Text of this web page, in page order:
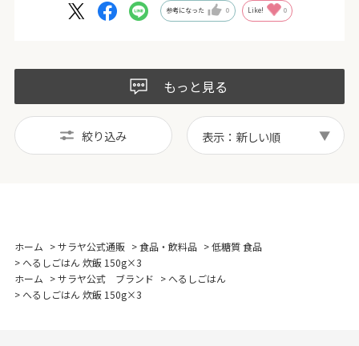
参考になった 0 Like! 0
もっと見る
絞り込み 表示：新しい順
ホーム >サラヤ公式通販 >食品・飲料品 >低糖質 食品
> へるしごはん 炊飯 150g×3
ホーム >サラヤ公式 ブランド > へるしごはん
> へるしごはん 炊飯 150g×3